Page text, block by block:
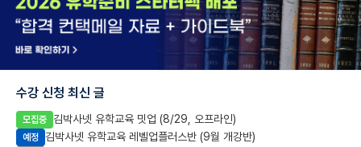
수강 신청 최신 글
모집중 김박사넷 유학교육 밋업 (8/29, 오프라인)
예정 김박사넷 유학교육 레벨업플러스반 (9월 개강반)